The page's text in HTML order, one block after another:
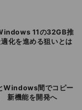
化を進める狙いとは
Windows間でコピー
新機能を開発へ